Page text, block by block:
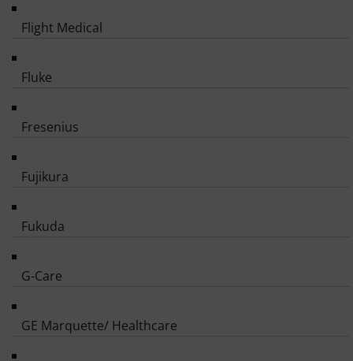
Flight Medical
Fluke
Fresenius
Fujikura
Fukuda
G-Care
GE Marquette/ Healthcare